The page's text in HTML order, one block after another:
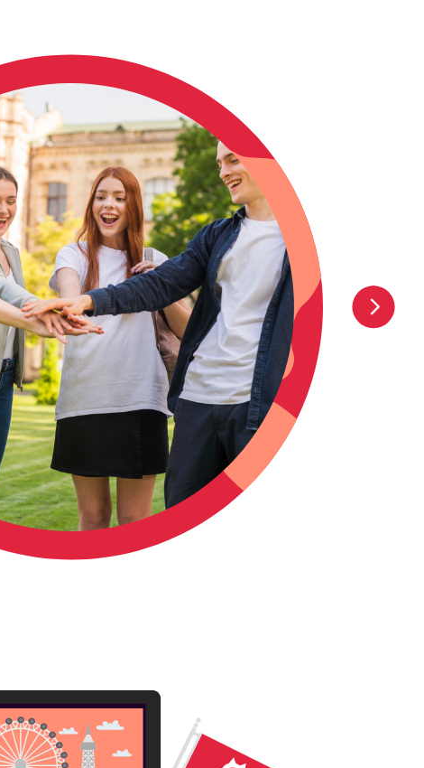
La sistemazione
La sistemazione è prevista presso il Residence
all’interno del campus universitario. Gli studenti
alloggeranno in appartamenti da 3 o 4 camere
bagno privato (da condividere con gli studenti
La scuola fornisce le lenzuola ma non gli
Colazione, pranzo e cena sono serviti presso la
campus, mentre nel fine settimana e nei giorni
escursione è previsto il packed-lunch.
disponibile in aree dedicate. Sicurezza 24 ore su
del gruppo verrà richiesto un deposito